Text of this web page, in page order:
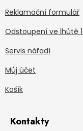
Reklamační formulář
Odstoupení ve lhůtě
Servis nářadí
Můj účet
Košík
Kontakty